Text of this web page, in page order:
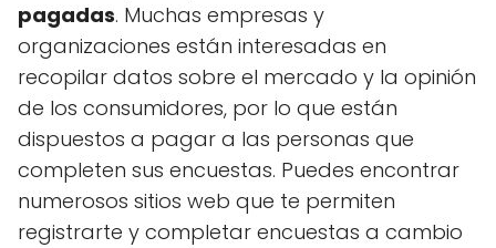
pagadas. Muchas empresas y
organizaciones están interesadas en
recopilar datos sobre el mercado y la opinión
de los consumidores, por lo que están
dispuestos a pagar a las personas que
completen sus encuestas. Puedes encontrar
numerosos sitios web que te permiten
registrarte y completar encuestas a cambio